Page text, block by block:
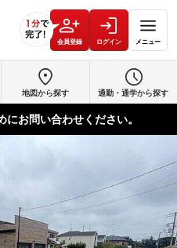
会員登録 ログイン メニュー
地図から探す 通勤・通学から探す
お問い合わせください。